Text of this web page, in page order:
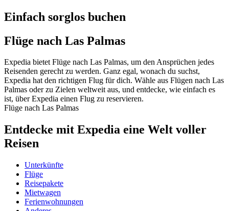
Einfach sorglos buchen
Flüge nach Las Palmas
Expedia bietet Flüge nach Las Palmas, um den Ansprüchen jedes
Reisenden gerecht zu werden. Ganz egal, wonach du suchst,
Expedia hat den richtigen Flug für dich. Wähle aus Flügen nach Las
Palmas oder zu Zielen weltweit aus, und entdecke, wie einfach es
ist, über Expedia einen Flug zu reservieren.
Flüge nach Las Palmas
Entdecke mit Expedia eine Welt voller
Reisen
Unterkünfte
Flüge
Reisepakete
Mietwagen
Ferienwohnungen